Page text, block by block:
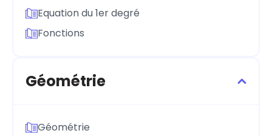
Equation du 1er degré
Fonctions
Géométrie
Géométrie